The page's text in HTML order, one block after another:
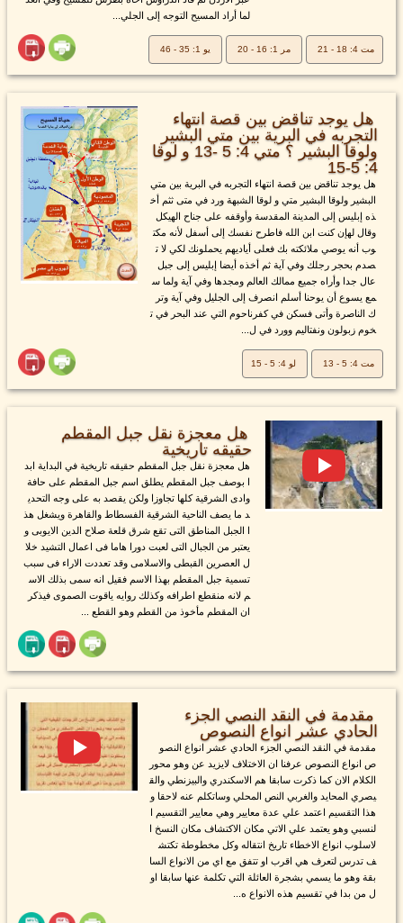
لما أراد المسيح التوجه إلى الجلي...
مت 4: 18 - 21 مر 1: 16 - 20 يو 1: 35 - 46
هل يوجد تناقض بين قصة انتهاء
التجربه في البرية بين متي البشير
ولوقا البشير ؟ متي 4: 5 -13 و لوقا
4: 5-15
هل يوجد تناقض بين قصة انتهاء التجربه في البرية بين متي
البشير ولوقا البشير متي و لوقا الشبهة ورد في متى ثثم أخ
ذه إبليس إلى المدينة المقدسة وأوقفه على جناح الهيكل
وقال لهإن كنت ابن الله فاطرح نفسك إلى أسفل لأنه مكت
وب أنه يوصي ملائكته بك فعلى أياديهم يحملونك لكي لا ت
صدم بحجر رجلك وفي آية ثم أخذه أيضا إبليس إلى جبل
عال جدا وأراه جميع ممالك العالم ومجدها وفي آية ولما س
مع يسوع أن يوحنا أسلم انصرف إلى الجليل وفي آية وتر
ك الناصرة وأتى فسكن في كفرناحوم التي عند البحر في ت
خوم زبولون ونفتاليم وورد في ل...
مت 4: 5 - 13 لو 4: 5 - 15
هل معجزة نقل جبل المقطم
حقيقه تاريخية
هل معجزة نقل جبل المقطم حقيقه تاريخية في البداية ابد
ا بوصف جبل المقطم يطلق اسم جبل المقطم على حافة
وادى الشرقية كلها تجاوزا ولكن يقصد به على وجه التحدي
د ما يصف الناحية الشرقية الفسطاط والقاهرة ويشغل هذ
ا الجبل المناطق التى تقع شرق قلعة صلاح الدين الايوبى و
يعتبر من الجبال التى لعبت دورا هاما فى اعمال التشيد خلا
ل العصرين القبطى والاسلامى وقد تعددت الاراء فى سبب
تسمية جبل المقطم بهذا الاسم فقيل انه سمى بذلك الاس
م لانه منقطع اطرافه وكذلك روايه ياقوت الصموى فيذكر
ان المقطم مأخوذ من القطم وهو القطع ...
مقدمة في النقد النصي الجزء
الحادي عشر انواع النصوص
مقدمة في النقد النصي الجزء الحادي عشر انواع النصو
ص انواع النصوص عرفنا ان الاختلاف لايزيد عن وهو محور
الكلام الان كما ذكرت سابقا هم الاسكندري والبيزنطي والق
يصري المحايد والغربي النص المحلي وساتكلم عنه لاحقا و
هذا التقسيم اعتمد علي عدة معايير وهي معايير التقسيم ا
لنسبي وهو يعتمد علي الاتي مكان الاكتشاف مكان النسخ ا
لاسلوب انواع الاخطاء تاريخ انتقاله وكل مخطوطة تكتش
ف تدرس لتعرف هي اقرب او تتفق مع اي من الانواع السا
بقة وهو ما يسمي بشجرة العائلة التي تكلمة عنها سابقا او
ل من بدا في تقسيم هذه الانواع ه...